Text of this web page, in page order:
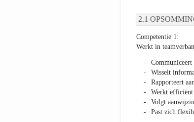
Competentie 1:
Werkt in
Wisselt
Rapporteert
Werkt efficiënt
Volgt
Past zich